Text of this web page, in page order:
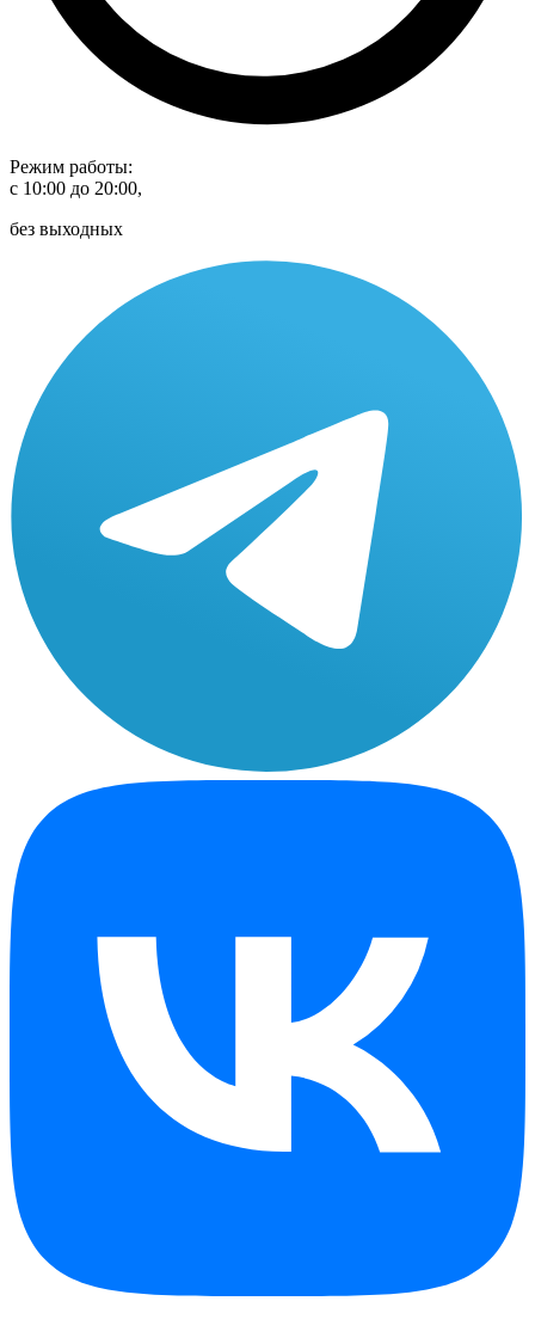
Режим работы:
с 10:00 до 20:00,
без выходных